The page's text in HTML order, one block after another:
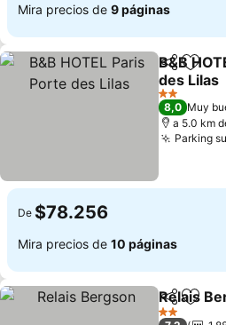
Mira precios de 9 páginas
Compartir
B&B
des Lilas
2 Estrellas
8,0 Muy
a 5.0 km
Parking
De $78.256
Mira precios de 10 páginas
Compartir
Relais
2 Estrellas